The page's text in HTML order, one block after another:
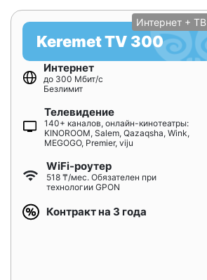
Интернет + ТВ
Keremet TV 300
Интернет
до 300 Мбит/с
Безлимит
Телевидение
140+ каналов, онлайн-кинотеатры:
KINOROOM, Salem, Qazaqsha, Wink,
MEGOGO, Premier, viju
WiFi-роутер
518 ₸/мес. Обязателен при
технологии GPON
Контракт на 3 года